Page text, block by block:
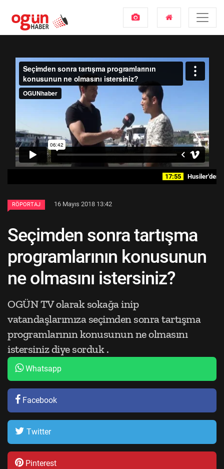
17:55 Husiler'den
RÖPORTAJ 16 Mayıs 2018 13:42
Seçimden sonra tartışma
programlarının konusunun
ne olmasını istersiniz?
OGÜN TV olarak sokağa inip
vatandaşlarımıza seçimden sonra tartışma
programlarının konusunun ne olmasını
istersiniz diye sorduk .
Whatsapp
Facebook
Twitter
Pinterest